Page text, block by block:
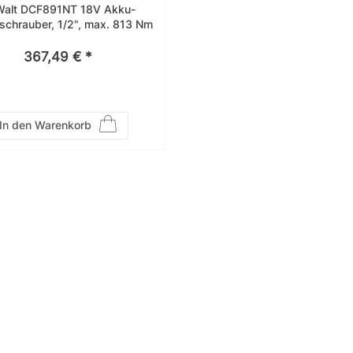
DCF891NT 18V Akku-
1/2", max. 813 Nm
367,49 € *
In den Warenkorb